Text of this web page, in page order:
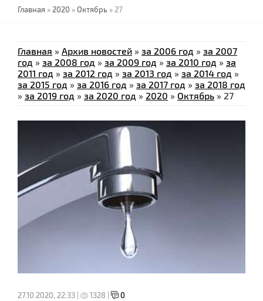
Главная » 2020 »Октябрь » 27
Главная » Архив новостей » за 2006 год » за 2007
год » за 2008 год » за 2009 год » за 2010 год » за
2011 год » за 2012 год » за 2013 год » за 2014 год »
за 2015 год » за 2016 год » за 2017 год » за 2018 год
» за 2019 год » за 2020 год » 2020 » Октябрь » 27
27.10.2020, 22:33 | 1328 | 0